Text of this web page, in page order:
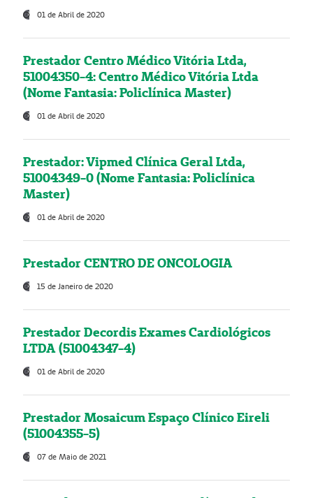
01 de Abril de 2020
Prestador Centro Médico Vitória Ltda,
51004350-4: Centro Médico Vitória Ltda
(Nome Fantasia: Policlínica Master)
01 de Abril de 2020
Prestador: Vipmed Clínica Geral Ltda,
51004349-0 (Nome Fantasia: Policlínica
Master)
01 de Abril de 2020
Prestador CENTRO DE ONCOLOGIA
15 de Janeiro de 2020
Prestador Decordis Exames Cardiológicos
LTDA (51004347-4)
01 de Abril de 2020
Prestador Mosaicum Espaço Clínico Eireli
(51004355-5)
07 de Maio de 2021